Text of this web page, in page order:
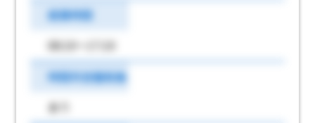
就業時間
08:10～17:10
時間外労働有無
あり